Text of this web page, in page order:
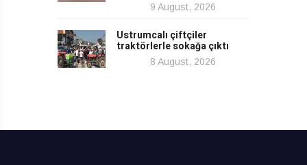
9 August, 2026
Ustrumcalı çiftçiler
traktörlerle sokağa çıktı
8 August, 2026